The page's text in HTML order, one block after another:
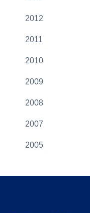
2012
2011
2010
2009
2008
2007
2005